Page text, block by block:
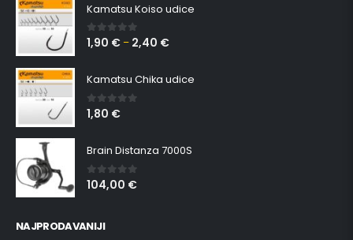
Kamatsu Koiso udice
0 out of 5
1,90 € – 2,40 €
Kamatsu Chika udice
0 out of 5
1,80 €
Brain Distanza 7000S
0out of 5
104,00 €
NAJPRODAVANIJI